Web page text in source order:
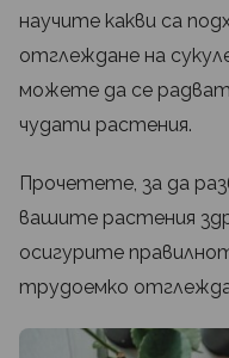
научите какви са
отглеждане на
можете да се
чудати растения.
Прочетете, за да
вашите растения
осигурите
трудоемко